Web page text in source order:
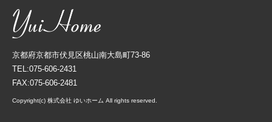
京都府京都市伏見区桃山南大島町73-86
TEL:075-606-2431
FAX:075-606-2481
Copyright(c) 株式会社 ゆいホーム All rights reserved.